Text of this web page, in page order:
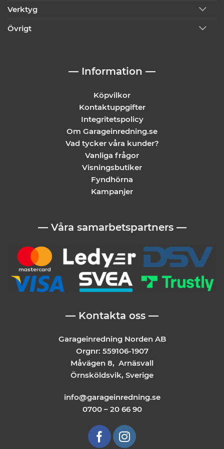
Verktyg
Övrigt
— Information —
Köpvilkor
Kontaktuppgifter
Integritetspolicy
Om Garageinredning.se
Vad tycker våra kunder?
Vanliga frågor
Visningsbutiker
Fyndhörna
Kampanjer
— Våra samarbetspartners —
— Kontakta oss —
Garageinredning Norden AB
Orgnr: 559106-1907
Måvägen 8, Arnäsvall
Örnsköldsvik, Sverige
info@garageinredning.se
0700 – 20 66 90